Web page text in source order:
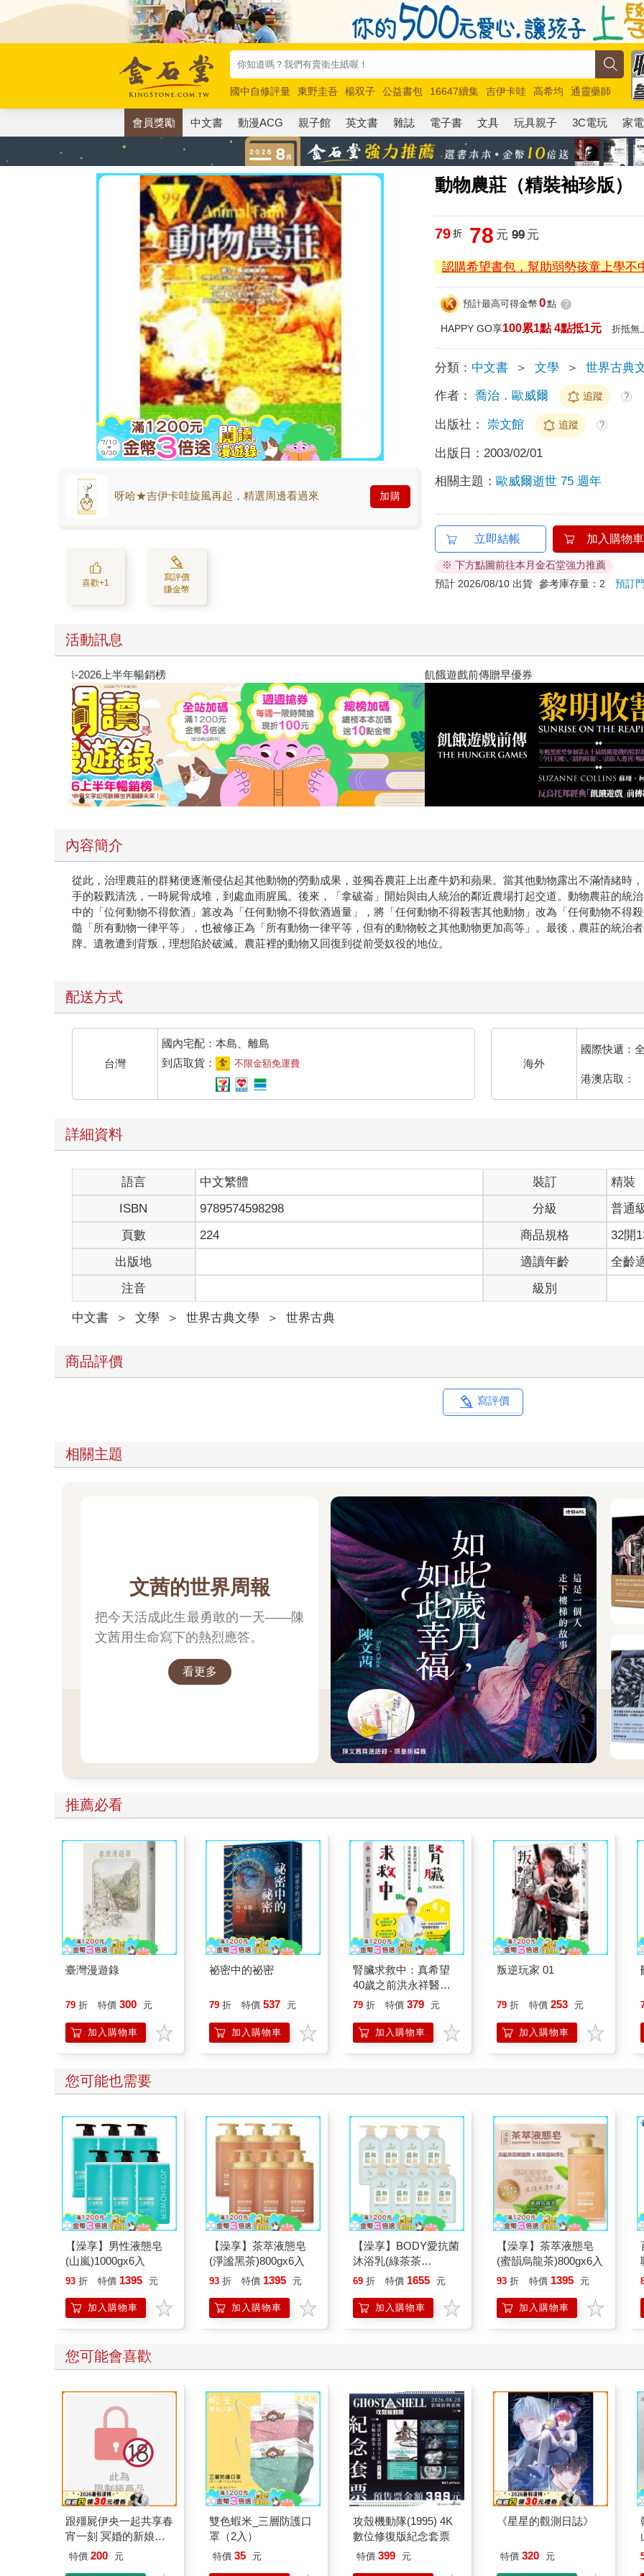
國中自修評量 東野圭吾 楊双子 公益書包 16647續集 吉伊卡哇 高希均
通靈藥師
唯紅花綻放
奧德賽 路邊攤新作 馬斯克 玩具總動員5 超慢跑
會員獎勵 中文書 動漫ACG 親子館 英文書 雜誌 電子書 文具 玩具親子 3C電玩 家電
動物農莊（精裝袖珍版）
呀哈★吉伊卡哇旋風再起，精選周邊看過來 加購
喜歡+1
寫評價
賺金幣
79 折 78 元 99元
認購希望書包，幫助弱勢孩童上學不
預計最高可得金幣 0點 ?
HAPPY GO享100累1點 4點抵1元 折抵無
分類： 中文書 ＞ 文學 ＞ 世界古典
作者： 喬治．歐威爾 追蹤 ?
出版社： 崇文館 追蹤 ?
出版日： 2003/02/01
相關主題：歐威爾逝世 75 週年
立即結帳 加入購物車
※ 下方點圖前往本月金石堂強力推薦
預計 2026/08/10 出貨 參考庫存量：2預訂
活動訊息
教場電影版 十字殺手【艾迪．弗林系列 前傳
內容簡介
從此，治理農莊的群豬便逐漸侵佔起其他動物的勞動成果，並獨吞農莊上出產牛奶和蘋果。當其他動物露出不滿情緒時
手的殺戮清洗，一時屍骨成堆，到處血雨腥風。後來，「拿破崙」開始與由人統治的鄰近農場打起交道。動物農莊的統
中的「位何動物不得飲酒」篡改為「任何動物不得飲酒過量」，將「任何動物不得殺害其他動物」改為「任何動物不得
髓「所有動物一律平等」，也被修正為「所有動物一律平等，但有的動物較之其他動物更加高等」。最後，農莊的統治
牌。遺教遭到背叛，理想陷於破滅。農莊裡的動物又回復到從前受奴役的地位。
配送方式
台灣
國內宅配：本島、離島
到店取貨：
不限金額免運費 海外
國際快遞：
港澳店取：
詳細資料
語言 中文繁體 裝訂
精裝
ISBN
9789574598298 分級
普通
頁數
224 商品規格
32開
出版地
適讀年齡
全齡
注音
級別
中文書 ＞ 文學 ＞ 世界古典文學 ＞ 世界古典
商品評價
寫評價
相關主題
文茜的世界周報
把今天活成此生最勇敢的一天——陳
文茜用生命寫下的熱烈應答。
看更多
推薦必看
臺灣漫遊錄
79 折 特價 300 元
加入購物車
祕密中的祕密
79 折 特價 537 元
加入購物車
腎臟求救中：真希望
40歲之前洪永祥醫師
就告訴我這些事
79 折 特價 379 元
加入購物車
叛逆玩家 01
79 折 特價 253 元
加入購物車
您可能也需要
【澡享】男性液態皂
(山嵐)1000gx6入
93 折 特價 1395 元
加入購物車
【澡享】茶萃液態皂
(淨謐黑茶)800gx6入
93 折 特價 1395 元
加入購物車
【澡享】BODY愛抗菌
沐浴乳(綠茶茶
樹)900gx8入
69 折 特價 1655 元
加入購物車
【澡享】茶萃液態皂
(蜜韻烏龍茶)800gx6入
93 折 特價 1395 元
加入購物車
您可能會喜歡
跟殭屍伊央一起共享春
宵一刻 冥婚的新娘番
外篇
特價 200 元
雙色蝦米_三層防護口
罩（2入）
特價 35 元
攻殼機動隊(1995) 4K
數位修復版紀念套票
特價 399 元
《星星的觀測日誌》
特價 320 元